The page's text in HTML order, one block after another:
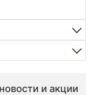
и акции